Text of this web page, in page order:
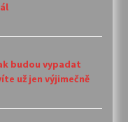
budou vypadat
už jen výjimečně